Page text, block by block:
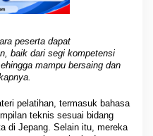
peserta dapat
baik dari segi kompetensi
mampu bersaing dan
pelatihan, termasuk bahasa
teknis sesuai bidang
di Jepang. Selain itu, mereka